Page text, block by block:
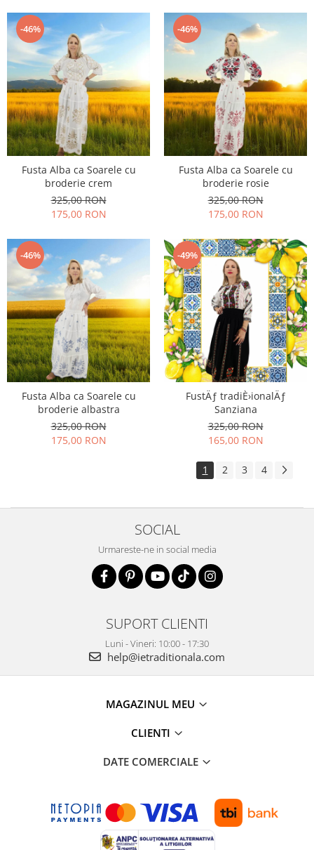
-46%
Fusta Alba ca Soarele cu
broderie crem
325,00 RON
175,00 RON
-46%
Fusta Alba ca Soarele cu
broderie rosie
325,00 RON
175,00 RON
-46%
Fusta Alba ca Soarele cu
broderie albastra
325,00 RON
175,00 RON
-49%
FustÄƒ tradiÈ›ionalÄƒ
Sanziana
325,00 RON
165,00 RON
1 2 3 4
SOCIAL
Urmareste-ne in social media
SUPORT CLIENTI
Luni - Vineri: 10:00 - 17:30
help@ietraditionala.com
MAGAZINUL MEU
CLIENTI
DATE COMERCIALE